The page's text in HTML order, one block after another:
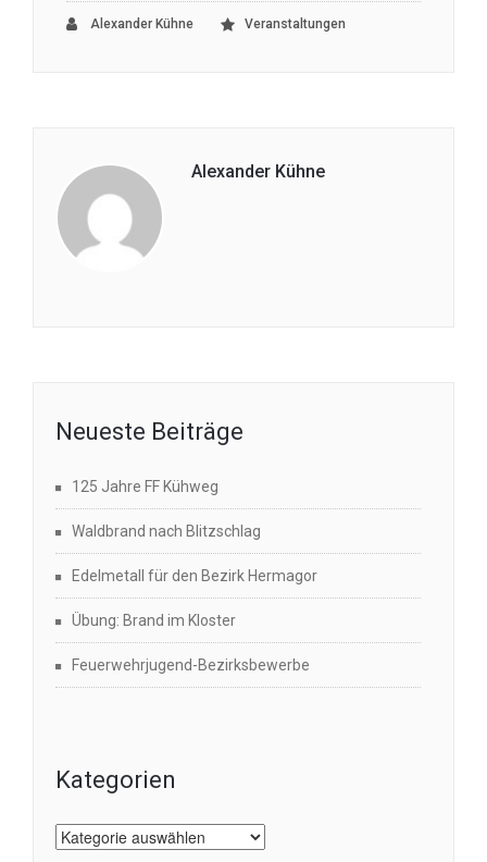
Alexander Kühne Veranstaltungen
Alexander Kühne
Neueste Beiträge
125 Jahre FF Kühweg
Waldbrand nach Blitzschlag
Edelmetall für den Bezirk Hermagor
Übung: Brand im Kloster
Feuerwehrjugend-Bezirksbewerbe
Kategorien
Kategorien